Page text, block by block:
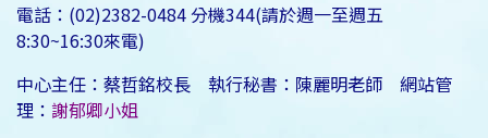
電話：(02)2382-0484 分機344(請於週一至週五
8:30~16:30來電)
中心主任：蔡哲銘校長 執行秘書：陳麗明老師 網站管
理： 謝郁卿小姐